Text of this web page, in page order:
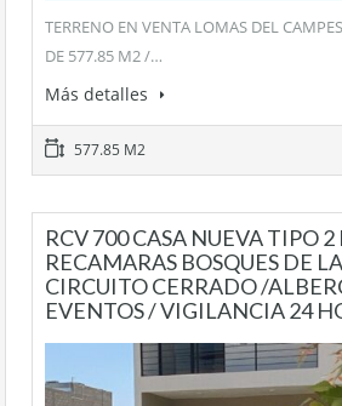
TERRENO EN VENTA LOMAS DEL
DE 577.85 M2 /…
Más detalles
577.85 M2
RCV 700 CASA NUEVA TIPO
RECAMARAS BOSQUES DE
CIRCUITO CERRADO /
EVENTOS / VIGILANCIA 24